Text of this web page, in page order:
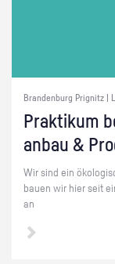
Brandenburg Prignitz |
Prak­ti­kum
an­bau &
Wir sind ein
bauen wir hier seit
an